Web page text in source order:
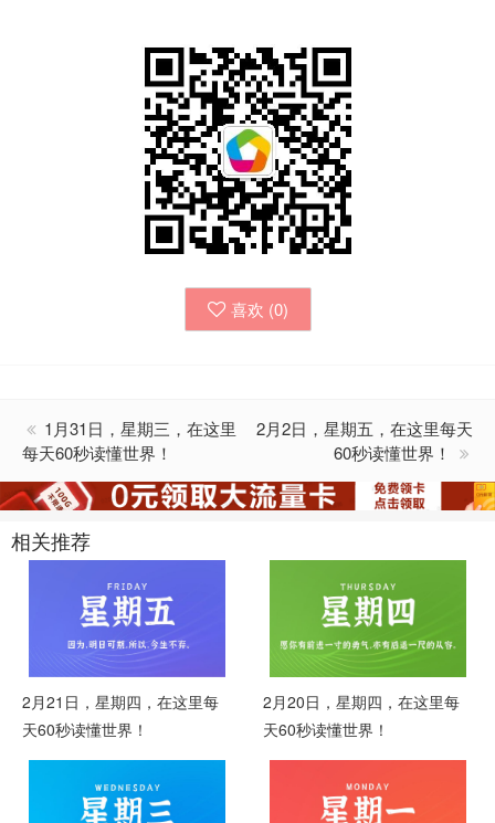
喜欢 (0)
1月31日，星期三，在这里
每天60秒读懂世界！
2月2日，星期五，在这里每天
60秒读懂世界！
相关推荐
2月21日，星期四，在这里每
天60秒读懂世界！
2月20日，星期四，在这里每
天60秒读懂世界！